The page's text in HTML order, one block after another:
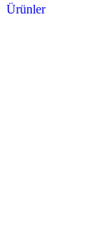
Ürünler